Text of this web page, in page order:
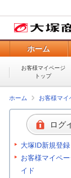
ホーム
お客様マイページ
トップ
ホーム お客様マイ
ログ
大塚ID新規登録
お客様マイペ
イド